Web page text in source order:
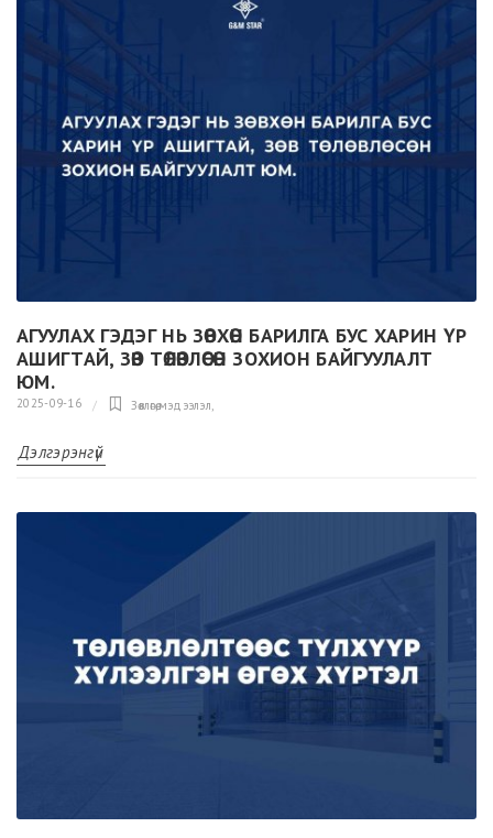
АГУУЛАХ ГЭДЭГ НЬ ЗӨВХӨН БАРИЛГА БУС ХАРИН ҮР
АШИГТАЙ, ЗӨВ ТӨЛӨВЛӨСӨН ЗОХИОН БАЙГУУЛАЛТ
ЮМ.
2025-09-16 Зөвлөгөө,мэдээлэл,
Дэлгэрэнгүй